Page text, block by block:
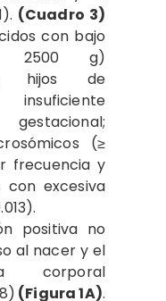
(Cuadro 3)
con bajo
2500 g)
hijos de
(≥
frecuencia y
con excesiva
positiva no
al nacer y el
corporal
(Figura 1A).